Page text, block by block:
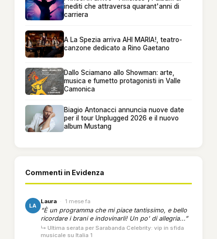
inediti che attraversa quarant'anni di
carriera
A La Spezia arriva AHI MARIA!, teatro-
canzone dedicato a Rino Gaetano
Dallo Sciamano allo Showman: arte,
musica e fumetto protagonisti in Valle
Camonica
Biagio Antonacci annuncia nuove date
per il tour Unplugged 2026 e il nuovo
album Mustang
Commenti in Evidenza
LA
Laura · 1 mese fa
“È un programma che mi piace tantissimo, e bello
ricordare i brani e indovinarli! Un po' di allegria...”
↳ Ultima serata per Sarabanda Celebrity: vip in sfida
musicale su Italia 1